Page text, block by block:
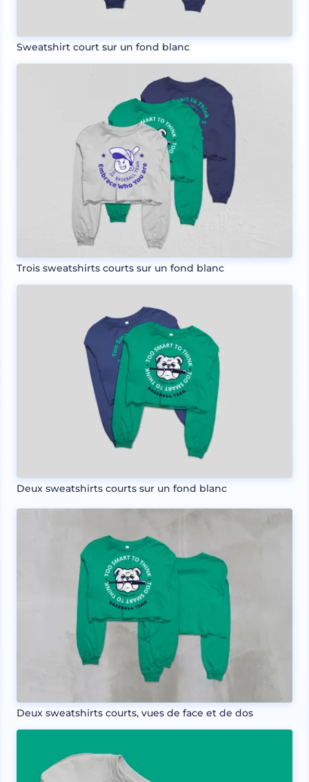
Sweatshirt court sur un fond blanc
Trois sweatshirts courts sur un fond blanc
Deux sweatshirts courts sur un fond blanc
Deux sweatshirts courts, vues de face et de dos